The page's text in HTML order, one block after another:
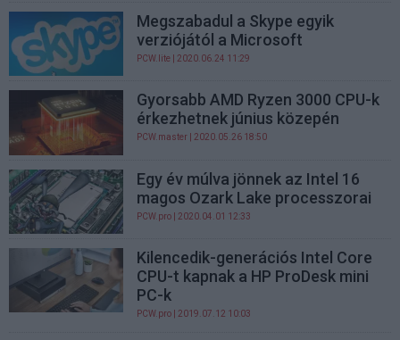
Megszabadul a Skype egyik
verziójától a Microsoft
PCW.lite | 2020.06.24 11:29
Gyorsabb AMD Ryzen 3000 CPU-k
érkezhetnek június közepén
PCW.master | 2020.05.26 18:50
Egy év múlva jönnek az Intel 16
magos Ozark Lake processzorai
PCW.pro | 2020.04.01 12:33
Kilencedik-generációs Intel Core
CPU-t kapnak a HP ProDesk mini
PC-k
PCW.pro | 2019.07.12 10:03